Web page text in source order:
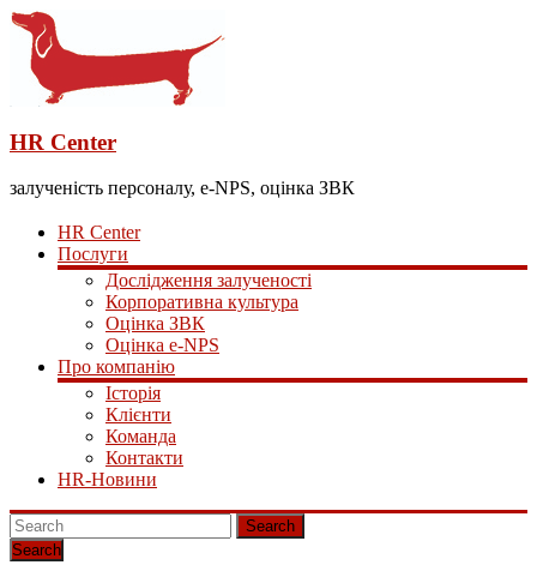
HR Center
залученість персоналу, e-NPS, оцінка ЗВК
HR Center
Послуги
Дослідження залученості
Корпоративна культура
Оцінка ЗВК
Оцінка e-NPS
Про компанію
Історія
Клієнти
Команда
Контакти
HR-Новини
Search